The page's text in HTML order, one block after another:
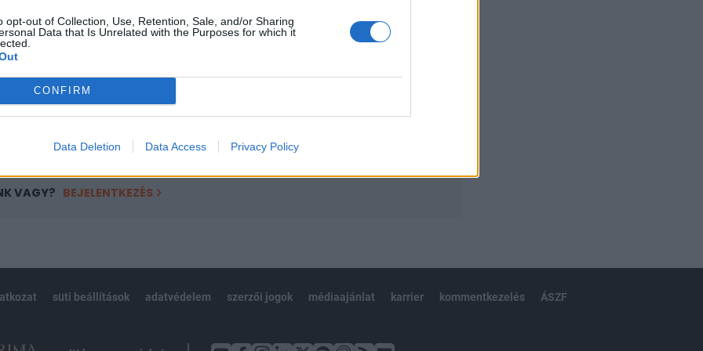
opt-out of Collection, Use, Retention, Sale, and/or Sharing
Data that Is Unrelated with the Purposes for which it
CONFIRM
Data Deletion Data Access Privacy Policy
tartalmazza:
cikkarchívum
elmúlt 2 év napon belüli
VAGY? BEJELENTKEZÉS
süti beállítások adatvédelem szerzői jogok médiaajánlat karrier kommentkezelés ÁSZF